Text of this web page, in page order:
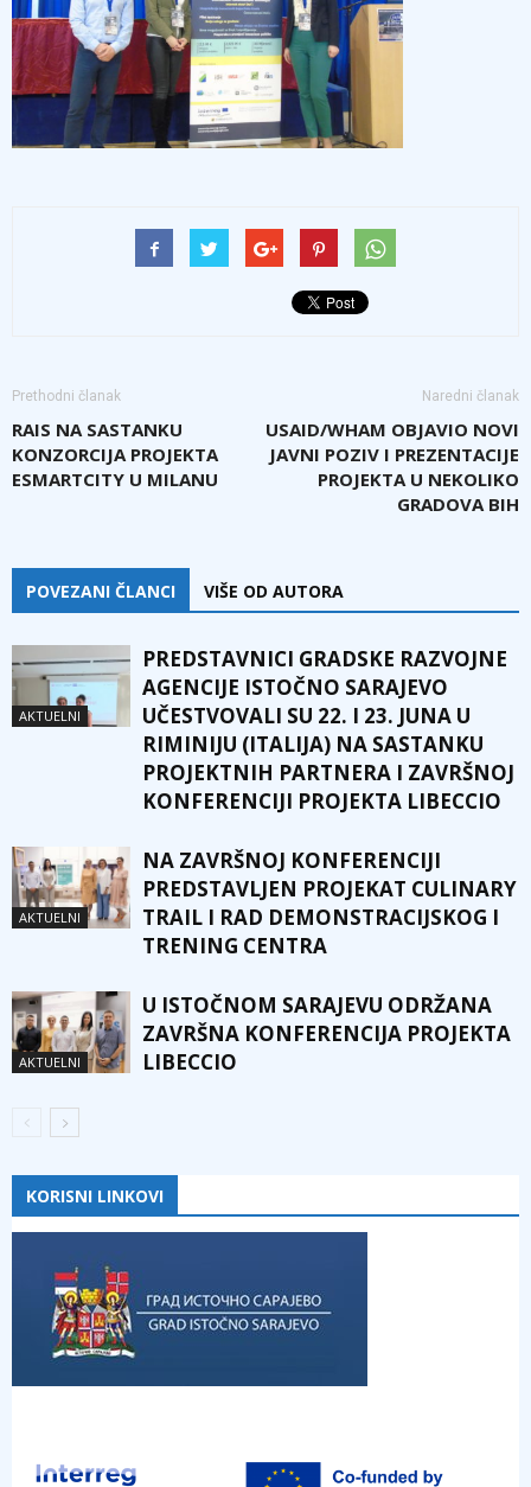
Prethodni članak
RAIS NA SASTANKU
KONZORCIJA PROJEKTA
ESMARTCITY U MILANU
Naredni članak
USAID/WHAM OBJAVIO NOVI
JAVNI POZIV I PREZENTACIJE
PROJEKTA U NEKOLIKO
GRADOVA BIH
POVEZANI ČLANCI VIŠE OD AUTORA
AKTUELNI
PREDSTAVNICI GRADSKE RAZVOJNE
AGENCIJE ISTOČNO SARAJEVO
UČESTVOVALI SU 22. I 23. JUNA U
RIMINIJU (ITALIJA) NA SASTANKU
PROJEKTNIH PARTNERA I ZAVRŠNOJ
KONFERENCIJI PROJEKTA LIBECCIO
AKTUELNI
NA ZAVRŠNOJ KONFERENCIJI
PREDSTAVLJEN PROJEKAT CULINARY
TRAIL I RAD DEMONSTRACIJSKOG I
TRENING CENTRA
AKTUELNI
U ISTOČNOM SARAJEVU ODRŽANA
ZAVRŠNA KONFERENCIJA PROJEKTA
LIBECCIO
KORISNI LINKOVI